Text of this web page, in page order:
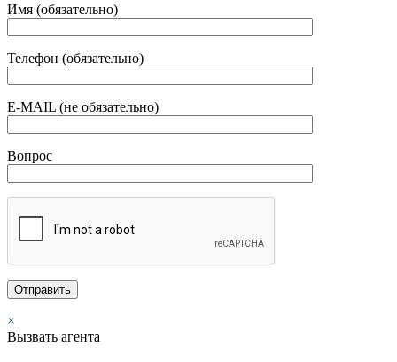
Имя (обязательно)
Телефон (обязательно)
E-MAIL (не обязательно)
Вопрос
×
Вызвать агента